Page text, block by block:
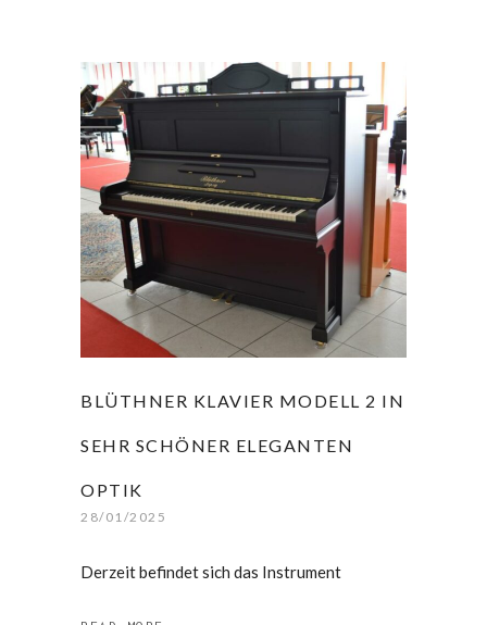
BLÜTHNER KLAVIER MODELL 2 IN
SEHR SCHÖNER ELEGANTEN
OPTIK
28/01/2025
Derzeit befindet sich das Instrument